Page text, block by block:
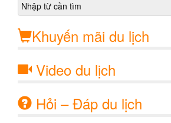
Khuyến mãi du lịch
Video du lịch
Hỏi – Đáp du lịch